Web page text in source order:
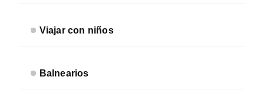
Viajar con niños
Balnearios